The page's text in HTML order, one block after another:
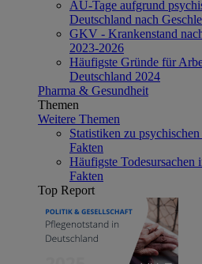
AU-Tage aufgrund
Deutschland nach
GKV - Krankenstand
2023-2026
Häufigste Gründe für
Deutschland 2024
Pharma & Gesundheit
Themen
Weitere Themen
Statistiken zu
Fakten
Häufigste
Fakten
Top Report